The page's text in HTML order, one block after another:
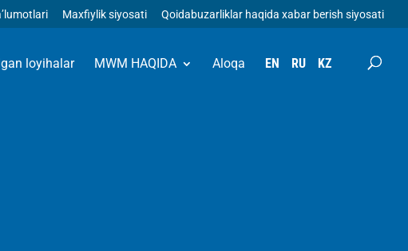
Maxfiylik siyosati Qoidabuzarliklar haqida xabar berish siyosati
loyihalar MWM HAQIDA Aloqa EN RU KZ